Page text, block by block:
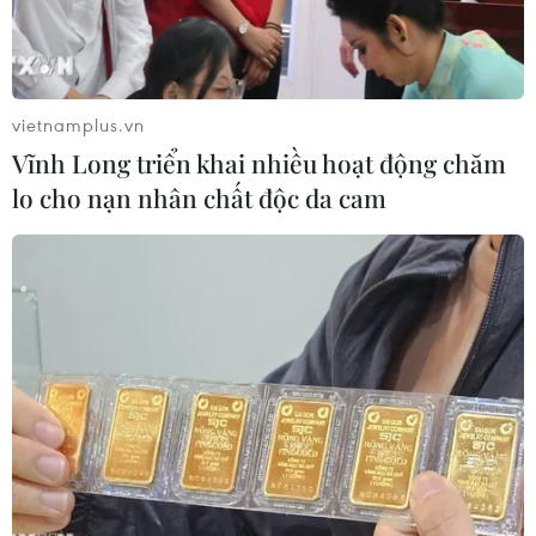
Ông Jean Todt cho biết, việc đội mũ bảo hiểm đạt chuẩn và
đúng cách đã cứu 15.000 sinh mạng trong 10 năm qua.
(Nguồn: Vietnam+)
Ông Jean Todt - Đặc phái viên của Tổng thư kí
Liên hợp quốc về an toàn giao thông đường bộ,
Chủ tịch Liên đoàn Ôtô Quốc tế (FIA) cho biết,
vietnamplus.vn
Vĩnh Long triển khai nhiều hoạt động chăm
lo cho nạn nhân chất độc da cam